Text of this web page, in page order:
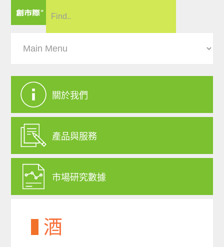
關於我們
產品與服務
市場研究數據
酒